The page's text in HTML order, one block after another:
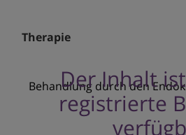
Therapie
Der Inhalt
registrierte
Behandlung durch den